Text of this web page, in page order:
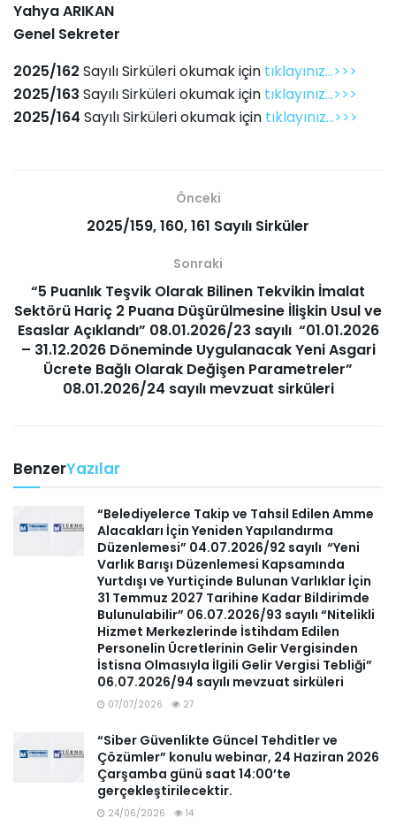
Yahya ARIKAN
Genel Sekreter
2025/162 Sayılı Sirküleri okumak için tıklayınız...>>>
2025/163 Sayılı Sirküleri okumak için tıklayınız...>>>
2025/164 Sayılı Sirküleri okumak için tıklayınız...>>>
Önceki
2025/159, 160, 161 Sayılı Sirküler
Sonraki
“5 Puanlık Teşvik Olarak Bilinen Tekvikin İmalat
Sektörü Hariç 2 Puana Düşürülmesine İlişkin Usul ve
Esaslar Açıklandı” 08.01.2026/23 sayılı “01.01.2026
– 31.12.2026 Döneminde Uygulanacak Yeni Asgari
Ücrete Bağlı Olarak Değişen Parametreler”
08.01.2026/24 sayılı mevzuat sirküleri
BenzerYazılar
“Belediyelerce Takip ve Tahsil Edilen Amme
Alacakları İçin Yeniden Yapılandırma
Düzenlemesi” 04.07.2026/92 sayılı “Yeni
Varlık Barışı Düzenlemesi Kapsamında
Yurtdışı ve Yurtiçinde Bulunan Varlıklar İçin
31 Temmuz 2027 Tarihine Kadar Bildirimde
Bulunulabilir” 06.07.2026/93 sayılı “Nitelikli
Hizmet Merkezlerinde İstihdam Edilen
Personelin Ücretlerinin Gelir Vergisinden
İstisna Olmasıyla İlgili Gelir Vergisi Tebliği”
06.07.2026/94 sayılı mevzuat sirküleri
07/07/2026 27
“Siber Güvenlikte Güncel Tehditler ve
Çözümler” konulu webinar, 24 Haziran 2026
Çarşamba günü saat 14:00’te
gerçekleştirilecektir.
24/06/2026 14